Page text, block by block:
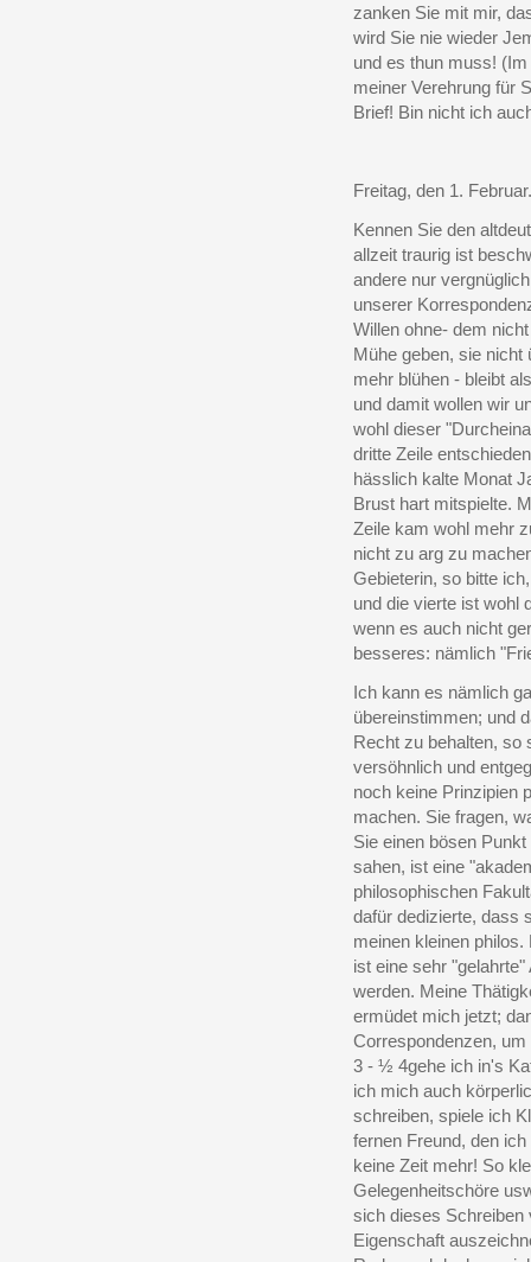
zanken Sie mit mir,
wird Sie nie wieder
und es thun muss!
meiner Verehrung für
Brief! Bin nicht ich
Freitag, den 1. Februar.
Kennen Sie den
allzeit traurig ist
andere nur
unserer
Willen ohne- dem
Mühe geben, sie
mehr blühen - bleibt
und damit wollen wir
wohl dieser
dritte Zeile
hässlich kalte Monat
Brust hart mitspielte.
Zeile kam wohl mehr
nicht zu arg zu
Gebieterin, so bitte
und die vierte ist wohl
wenn es auch nicht
besseres: nämlich
Ich kann es nämlich
übereinstimmen; und
Recht zu behalten, so
versöhnlich und
noch keine Prinzipien
machen. Sie fragen,
Sie einen bösen
sahen, ist eine
philosophischen
dafür dedizierte, dass
meinen kleinen
ist eine sehr
werden. Meine
ermüdet mich jetzt;
Correspondenzen,
3 - ½ 4gehe ich in's
ich mich auch
schreiben, spiele ich
fernen Freund, den
keine Zeit mehr! So
Gelegenheitschöre
sich dieses Schreiben
Eigenschaft